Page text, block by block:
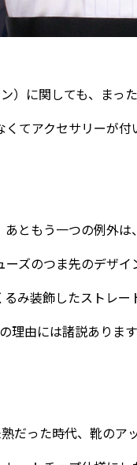
）に関しても、まっ
てアクセサリーが付
あともう一つの例外は、
ーズのつま先のデザ
み装飾したストレ
理由には諸説ありま
だった時代、靴のア